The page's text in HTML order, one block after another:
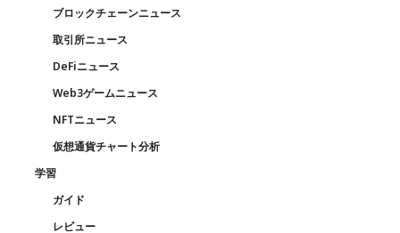
ブロックチェーンニュース
取引所ニュース
DeFiニュース
Web3ゲームニュース
NFTニュース
仮想通貨チャート分析
学習
ガイド
レビュー